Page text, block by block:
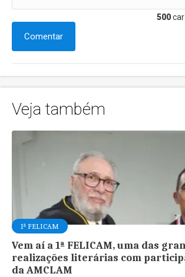
500
Comentar
Veja também
1ª FELICAM
Vem aí a 1ª FELICAM, uma das
realizações literárias com
da AMCLAM